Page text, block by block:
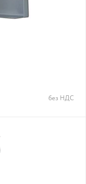
без НДС